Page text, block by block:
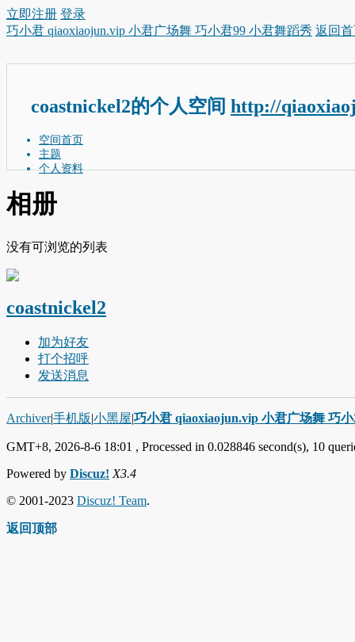
立即注册 登录
巧小君 qiaoxiaojun.vip 小君广场舞 巧小君99 小君舞蹈秀 返回
coastnickel2的个人空间 http://
空间首页
主题
个人资料
相册
没有可浏览的列表
coastnickel2
加为好友
打个招呼
发送消息
Archiver|手机版|小黑屋|巧小君 qiaoxiaojun.vip 小君广场舞 巧
GMT+8, 2026-8-6 18:01 , Processed in 0.028846 second(s), 10
Powered by Discuz! X3.4
© 2001-2023 Discuz! Team.
返回顶部